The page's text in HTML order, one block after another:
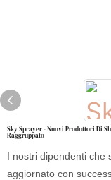
Sky Sprayer - Nuovi Produttori Di
Raggruppato
I nostri dipendenti che
aggiornato con